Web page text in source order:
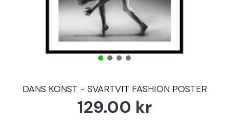
DANS KONST - SVARTVIT FASHION POSTER
129.00 kr